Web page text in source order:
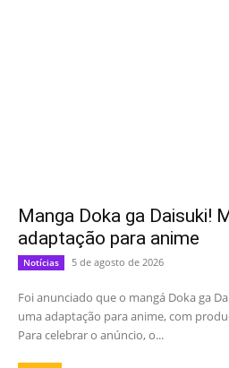
Manga Doka ga Daisuki!
adaptação para anime
Notícias 5 de agosto de 2026
Foi anunciado que o mangá Doka ga
uma adaptação para anime, com
Para celebrar o anúncio, o...